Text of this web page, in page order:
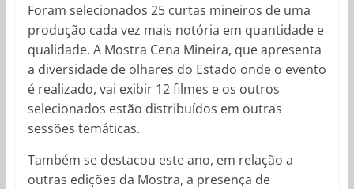
Foram selecionados 25 curtas mineiros de uma
produção cada vez mais notória em quantidade e
qualidade. A Mostra Cena Mineira, que apresenta
a diversidade de olhares do Estado onde o evento
é realizado, vai exibir 12 filmes e os outros
selecionados estão distribuídos em outras
sessões temáticas.
Também se destacou este ano, em relação a
outras edições da Mostra, a presença de